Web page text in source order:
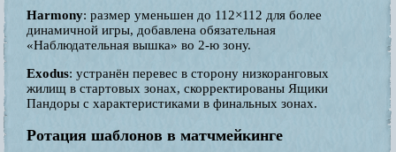
Harmony: размер уменьшен до 112×112 для более
динамичной игры, добавлена обязательная
«Наблюдательная вышка» во 2-ю зону.
Exodus: устранён перевес в сторону низкоранговых
жилищ в стартовых зонах, скорректированы Ящики
Пандоры с характеристиками в финальных зонах.
Ротация шаблонов в матчмейкинге